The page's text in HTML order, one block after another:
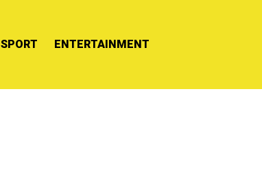
SPORT ENTERTAINMENT